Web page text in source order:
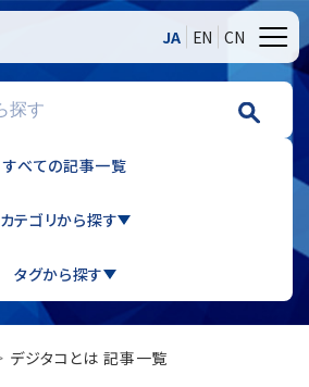
CN
EN
JA
すべての記事一覧
カテゴリから探す
タグから探す
デジタコとは 記事一覧